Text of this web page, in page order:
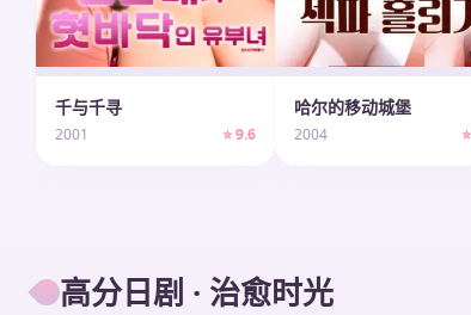
千与千寻
2001 ⭐ 9.6
哈尔的移动城堡
2004
高分日剧 · 治愈时光